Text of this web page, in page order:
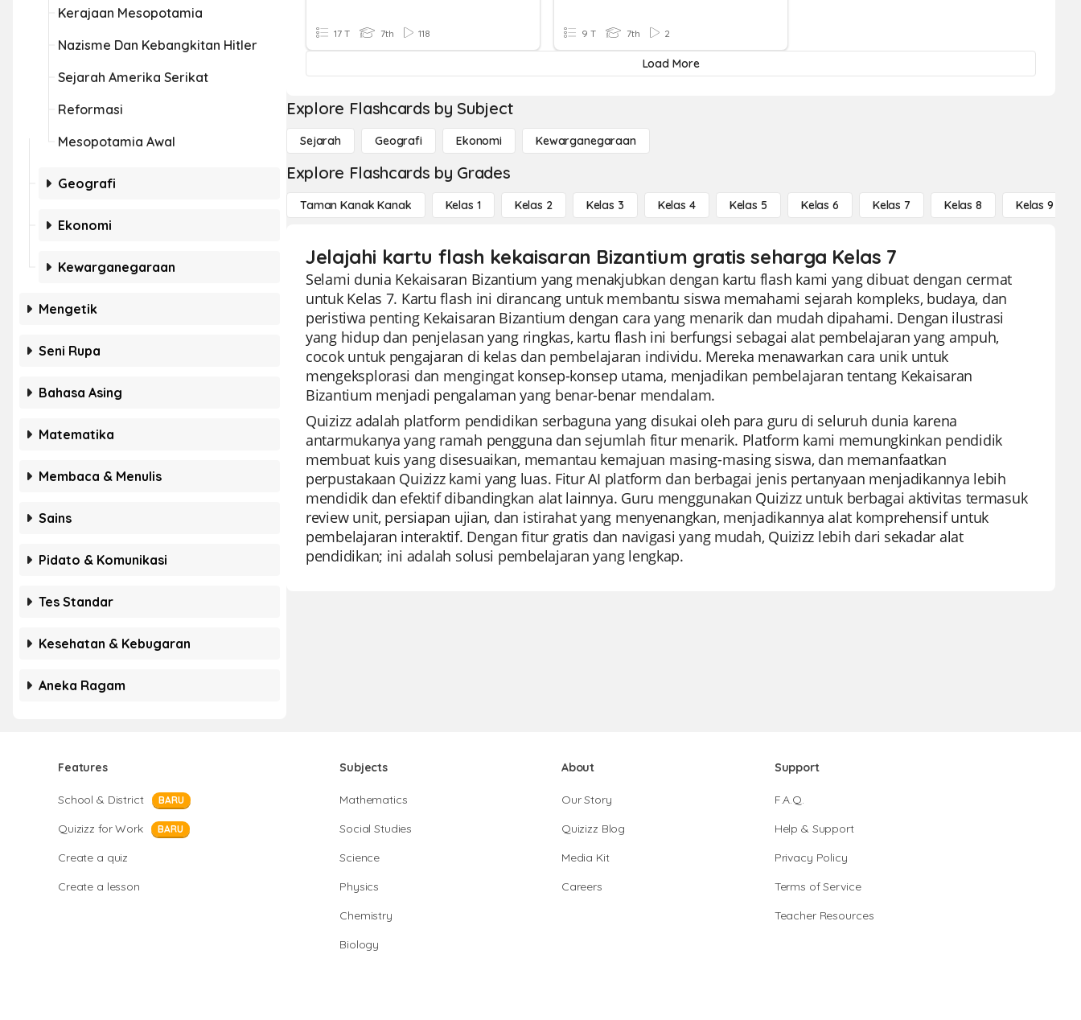
Kerajaan Mesopotamia
Nazisme Dan Kebangkitan Hitler
Sejarah Amerika Serikat
Reformasi
Mesopotamia Awal
Geografi
Ekonomi
Kewarganegaraan
Mengetik
Seni Rupa
Bahasa Asing
Matematika
Membaca & Menulis
Sains
Pidato & Komunikasi
Tes Standar
Kesehatan & Kebugaran
Aneka Ragam
17 T 7th 118 9 T 7th 2
Load More
Explore Flashcards by Subject
Sejarah Geografi Ekonomi Kewarganegaraan
Explore Flashcards by Grades
Taman Kanak Kanak Kelas 1 Kelas 2 Kelas 3 Kelas 4 Kelas 5 Kelas 6 Kelas 7 Kelas 8 Kelas 9
Jelajahi kartu flash kekaisaran Bizantium gratis seharga Kelas 7
Selami dunia Kekaisaran Bizantium yang menakjubkan dengan kartu flash kami yang dibuat dengan cermat
untuk Kelas 7. Kartu flash ini dirancang untuk membantu siswa memahami sejarah kompleks, budaya, dan
peristiwa penting Kekaisaran Bizantium dengan cara yang menarik dan mudah dipahami. Dengan ilustrasi
yang hidup dan penjelasan yang ringkas, kartu flash ini berfungsi sebagai alat pembelajaran yang ampuh,
cocok untuk pengajaran di kelas dan pembelajaran individu. Mereka menawarkan cara unik untuk
mengeksplorasi dan mengingat konsep-konsep utama, menjadikan pembelajaran tentang Kekaisaran
Bizantium menjadi pengalaman yang benar-benar mendalam.
Quizizz adalah platform pendidikan serbaguna yang disukai oleh para guru di seluruh dunia karena
antarmukanya yang ramah pengguna dan sejumlah fitur menarik. Platform kami memungkinkan pendidik
membuat kuis yang disesuaikan, memantau kemajuan masing-masing siswa, dan memanfaatkan
perpustakaan Quizizz kami yang luas. Fitur AI platform dan berbagai jenis pertanyaan menjadikannya lebih
mendidik dan efektif dibandingkan alat lainnya. Guru menggunakan Quizizz untuk berbagai aktivitas termasuk
review unit, persiapan ujian, dan istirahat yang menyenangkan, menjadikannya alat komprehensif untuk
pembelajaran interaktif. Dengan fitur gratis dan navigasi yang mudah, Quizizz lebih dari sekadar alat
pendidikan; ini adalah solusi pembelajaran yang lengkap.
Features
School & District BARU
Quizizz for Work BARU
Create a quiz
Create a lesson
Subjects
Mathematics
Social Studies
Science
Physics
Chemistry
Biology
About
Our Story
Quizizz Blog
Media Kit
Careers
Support
F.A.Q.
Help & Support
Privacy Policy
Terms of Service
Teacher Resources